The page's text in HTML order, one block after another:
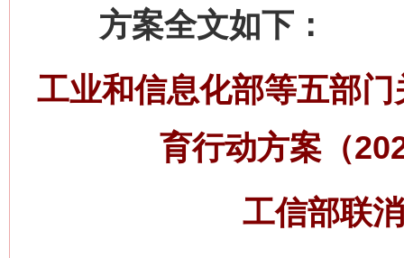
方案全文如下：
工业和信息化部等五部
育行动方案（
工信部联
网上购药对药下症？